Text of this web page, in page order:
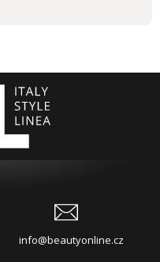
info@beautyonline.cz